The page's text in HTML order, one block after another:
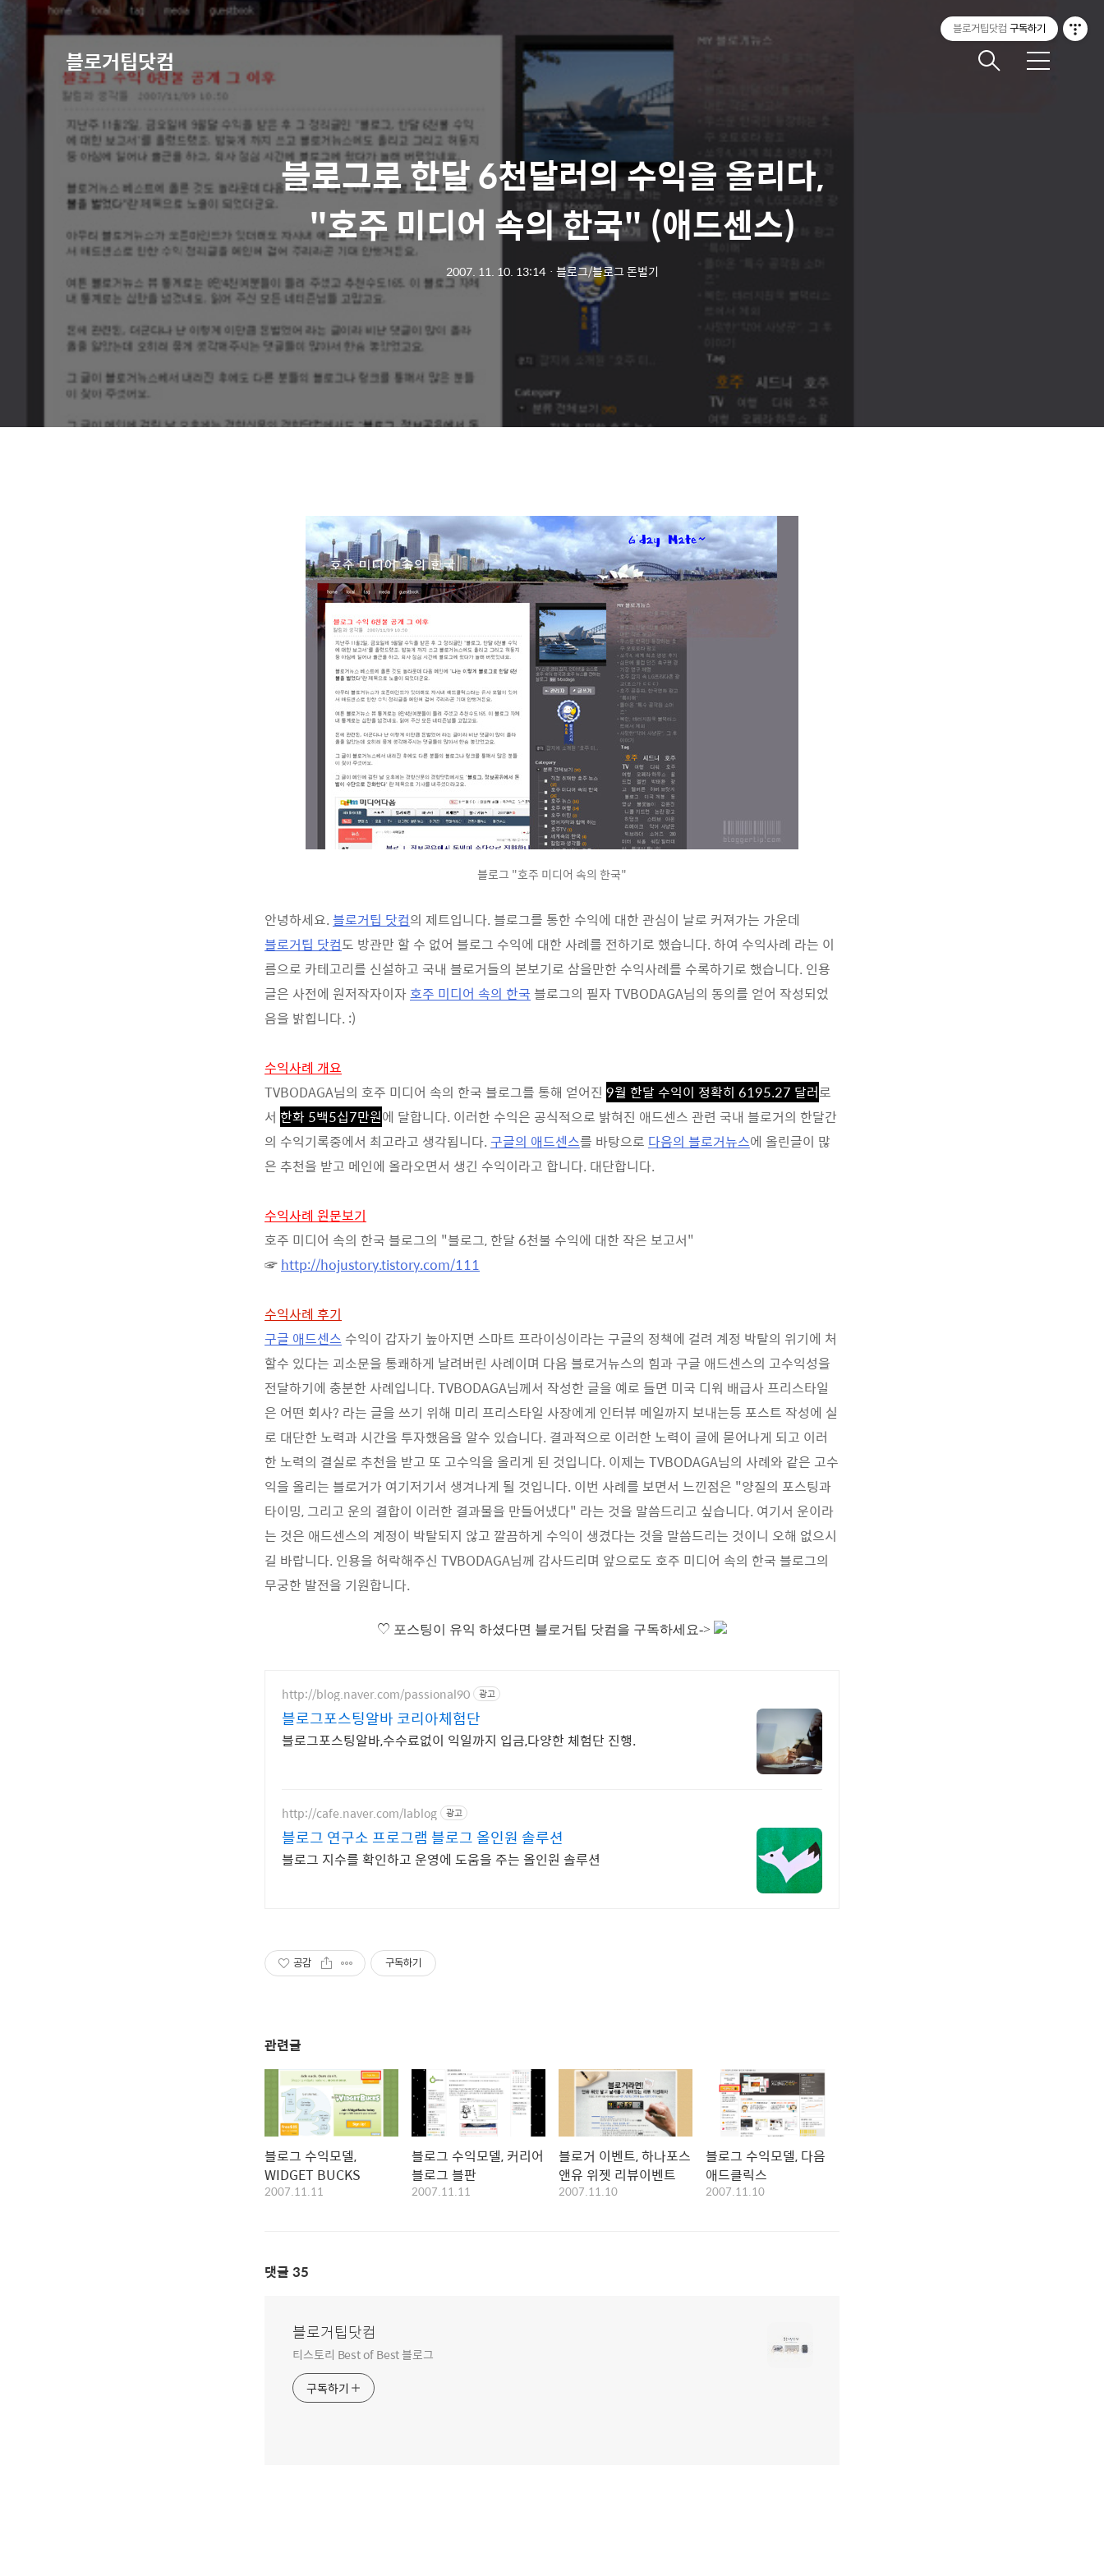
블로거팁닷컴 메
블로그로 한달 6천달러의 수익을 올리다,
"호주 미디어 속의 한국" (애드센스)
2007. 11. 10. 13:14ㆍ 블로그/블로그 돈벌기
블로그 "호주 미디어 속의 한국"
안녕하세요. 블로거팁 닷컴의 제트입니다. 블로그를 통한 수익에 대한 관심이 날로 커져가는 가운데
블로거팁 닷컴도 방관만 할 수 없어 블로그 수익에 대한 사례를 전하기로 했습니다. 하여 수익사례 라는 이
름으로 카테고리를 신설하고 국내 블로거들의 본보기로 삼을만한 수익사례를 수록하기로 했습니다. 인용
글은 사전에 원저작자이자호주 미디어 속의 한국 블로그의 필자 TVBODAGA님의 동의를 얻어 작성되었
음을 밝힙니다. :)
수익사례 개요
TVBODAGA님의 호주 미디어 속의 한국 블로그를 통해 얻어진 9월 한달 수익이 정확히 6195.27 달러로
서 한화 5백5십7만원에 달합니다. 이러한 수익은 공식적으로 밝혀진 애드센스 관련 국내 블로거의 한달간
의 수익기록중에서 최고라고 생각됩니다. 구글의 애드센스를 바탕으로 다음의 블로거뉴스에 올린글이 많
은 추천을 받고 메인에 올라오면서 생긴 수익이라고 합니다. 대단합니다.
수익사례 원문보기
호주 미디어 속의 한국 블로그의 "블로그, 한달 6천불 수익에 대한 작은 보고서"
☞ http://hojustory.tistory.com/111
수익사례 후기
구글 애드센스 수익이 갑자기 높아지면 스마트 프라이싱이라는 구글의 정책에 걸려 계정 박탈의 위기에 처
할수 있다는 괴소문을 통쾌하게 날려버린 사례이며 다음 블로거뉴스의 힘과 구글 애드센스의 고수익성을
전달하기에 충분한 사례입니다. TVBODAGA님께서 작성한 글을 예로 들면 미국 디워 배급사 프리스타일
은 어떤 회사? 라는 글을 쓰기 위해 미리 프리스타일 사장에게 인터뷰 메일까지 보내는등 포스트 작성에 실
로 대단한 노력과 시간을 투자했음을 알수 있습니다. 결과적으로 이러한 노력이 글에 묻어나게 되고 이러
한 노력의 결실로 추천을 받고 또 고수익을 올리게 된 것입니다. 이제는 TVBODAGA님의 사례와 같은 고수
익을 올리는 블로거가 여기저기서 생겨나게 될 것입니다. 이번 사례를 보면서 느낀점은 "양질의 포스팅과
타이밍, 그리고 운의 결합이 이러한 결과물을 만들어냈다" 라는 것을 말씀드리고 싶습니다. 여기서 운이라
는 것은 애드센스의 계정이 박탈되지 않고 깔끔하게 수익이 생겼다는 것을 말씀드리는 것이니 오해 없으시
길 바랍니다. 인용을 허락해주신 TVBODAGA님께 감사드리며 앞으로도 호주 미디어 속의 한국 블로그의
무궁한 발전을 기원합니다.
♡ 포스팅이 유익 하셨다면 블로거팁 닷컴을 구독하세요->
http://blog.naver.com/passional90 광고
블로그포스팅알바 코리아체험단
블로그포스팅알바,수수료없이 익일까지 입금,다양한 체험단 진행.
http://cafe.naver.com/lablog 광고
블로그 연구소 프로그램 블로그 올인원 솔루션
블로그 지수를 확인하고 운영에 도움을 주는 올인원 솔루션
공감 구독하기
관련글
블로그 수익모델,
WIDGET BUCKS
2007.11.11
블로그 수익모델, 커리어
블로그 블판
2007.11.11
블로거 이벤트, 하나포스
앤유 위젯 리뷰이벤트
2007.11.10
블로그 수익모델, 다음
애드클릭스
2007.11.10
댓글 35
블로거팁닷컴
티스토리 Best of Best 블로그
구독하기
블로거팁닷컴 구독하기